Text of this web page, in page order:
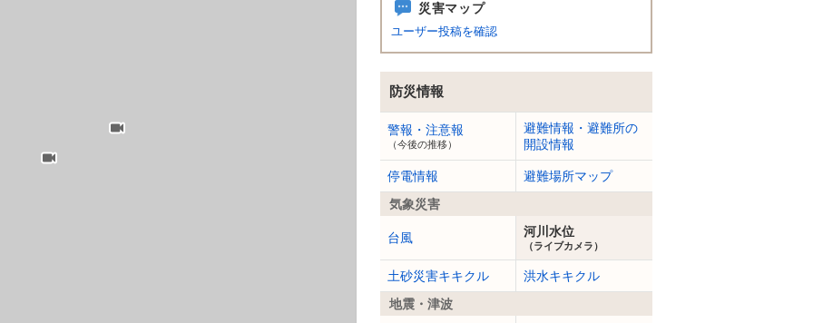
災害マップ
ユーザー投稿を確認
防災情報
警報・注意報
（今後の推移）
避難情報・避難所の
開設情報
停電情報
避難場所マップ
気象災害
台風 河川水位
（ライブカメラ）
土砂災害キキクル
洪水キキクル
地震・津波